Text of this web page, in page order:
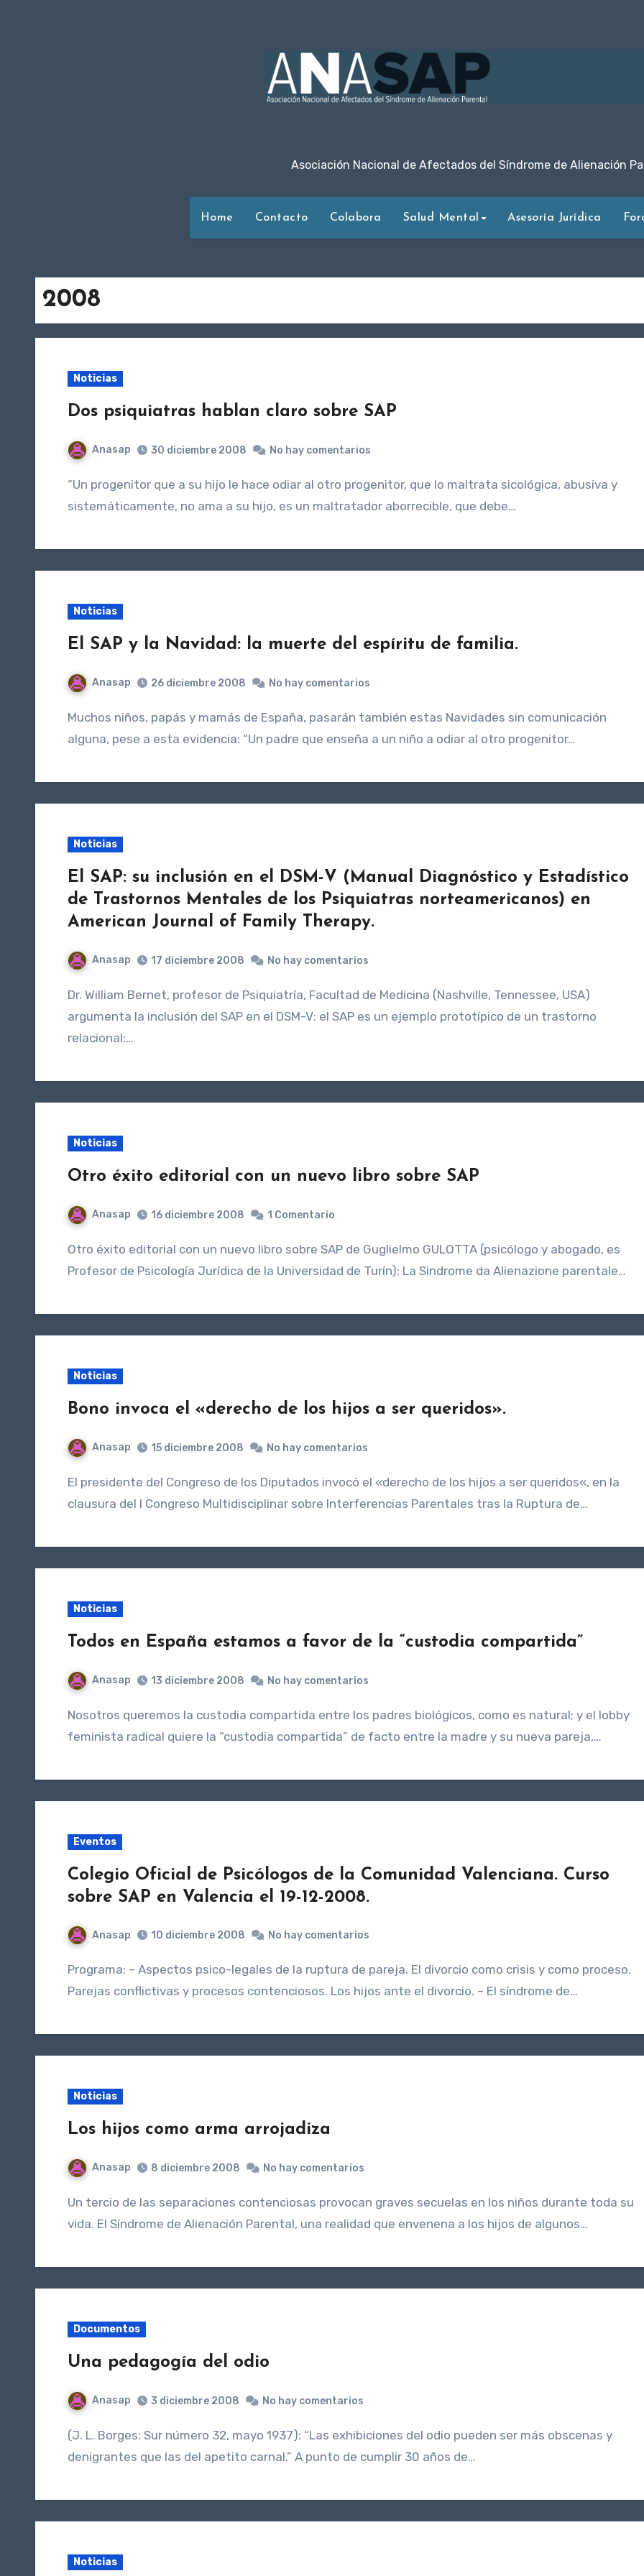
Asociación Nacional de Afectados del Síndrome de Alienación
Home Contacto Colabora Salud Mental Asesoría Jurídica
2008
Noticias
Dos psiquiatras hablan claro sobre SAP
Anasap 30 diciembre 2008 No hay comentarios
“Un progenitor que a su hijo le hace odiar al otro progenitor, que lo maltrata sicológica, abusiva y
sistemáticamente, no ama a su hijo, es un maltratador aborrecible, que debe…
Noticias
El SAP y la Navidad: la muerte del espíritu de familia.
Anasap 26 diciembre 2008 No hay comentarios
Muchos niños, papás y mamás de España, pasarán también estas Navidades sin comunicación
alguna, pese a esta evidencia: “Un padre que enseña a un niño a odiar al otro progenitor…
Noticias
El SAP: su inclusión en el DSM-V (Manual Diagnóstico y Estadístico
de Trastornos Mentales de los Psiquiatras norteamericanos) en
American Journal of Family Therapy.
Anasap 17 diciembre 2008 No hay comentarios
Dr. William Bernet, profesor de Psiquiatría, Facultad de Medicina (Nashville, Tennessee, USA)
argumenta la inclusión del SAP en el DSM-V: el SAP es un ejemplo prototípico de un trastorno
relacional;…
Noticias
Otro éxito editorial con un nuevo libro sobre SAP
Anasap 16 diciembre 2008 1 Comentario
Otro éxito editorial con un nuevo libro sobre SAP de Guglielmo GULOTTA (psicólogo y abogado, es
Profesor de Psicología Jurídica de la Universidad de Turín): La Sindrome da Alienazione parentale…
Noticias
Bono invoca el «derecho de los hijos a ser queridos».
Anasap 15 diciembre 2008 No hay comentarios
El presidente del Congreso de los Diputados invocó el «derecho de los hijos a ser queridos«, en la
clausura del I Congreso Multidisciplinar sobre Interferencias Parentales tras la Ruptura de…
Noticias
Todos en España estamos a favor de la “custodia compartida”
Anasap 13 diciembre 2008 No hay comentarios
Nosotros queremos la custodia compartida entre los padres biológicos, como es natural; y el lobby
feminista radical quiere la “custodia compartida” de facto entre la madre y su nueva pareja,…
Eventos
Colegio Oficial de Psicólogos de la Comunidad Valenciana. Curso
sobre SAP en Valencia el 19-12-2008.
Anasap 10 diciembre 2008 No hay comentarios
Programa: – Aspectos psico-legales de la ruptura de pareja. El divorcio como crisis y como proceso.
Parejas conflictivas y procesos contenciosos. Los hijos ante el divorcio. – El síndrome de…
Noticias
Los hijos como arma arrojadiza
Anasap 8 diciembre 2008 No hay comentarios
Un tercio de las separaciones contenciosas provocan graves secuelas en los niños durante toda su
vida. El Síndrome de Alienación Parental, una realidad que envenena a los hijos de algunos…
Documentos
Una pedagogía del odio
Anasap 3 diciembre 2008 No hay comentarios
(J. L. Borges: Sur número 32, mayo 1937): “Las exhibiciones del odio pueden ser más obscenas y
denigrantes que las del apetito carnal.” A punto de cumplir 30 años de…
Noticias